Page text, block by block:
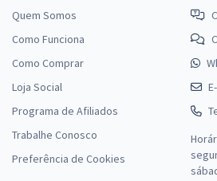
Economize R$
Comprar
Prefeitura de Bela Vista de Goiás - GO -
à
R$
Quem Somos
Como Funciona
Como Comprar
Loja Social
Programa de Afiliados
Trabalhe Conosco
Preferência de Cookies